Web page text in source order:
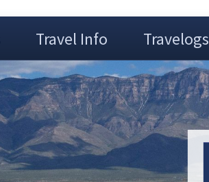
Travel Info Travelogs